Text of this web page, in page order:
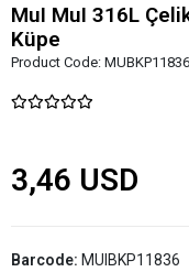
MuI MuI 316L
Küpe
Product Code: MUBKP11836
3,46 USD
Barcode: MUIBKP11836